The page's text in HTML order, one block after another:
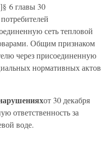
6 главы 30
сеть тепловой
Общим признаком
через присоединенную
нормативных актов
от 30 декабря
ответственность за
воде.